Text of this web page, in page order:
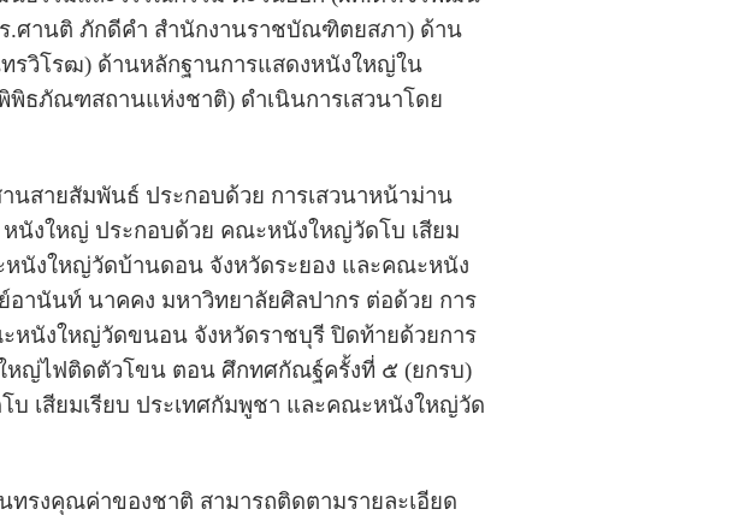
.ศานติ ภักดีคำ สำนักงานราชบัณฑิตยสภา) ด้าน
รวิโรฒ) ด้านหลักฐานการแสดงหนังใหญ่ใน
พิธภัณฑสถานแห่งชาติ) ดำเนินการเสวนาโดย
สายสัมพันธ์ ประกอบด้วย การเสวนาหน้าม่าน
หนังใหญ่ ประกอบด้วย คณะหนังใหญ่วัดโบ เสียม
นังใหญ่วัดบ้านดอน จังหวัดระยอง และคณะหนัง
อานันท์ นาคคง มหาวิทยาลัยศิลปากร ต่อด้วย การ
หนังใหญ่วัดขนอน จังหวัดราชบุรี ปิดท้ายด้วยการ
หญ่ไฟติดตัวโขน ตอน ศึกทศกัณฐ์ครั้งที่ ๕ (ยกรบ)
เสียมเรียบ ประเทศกัมพูชา และคณะหนังใหญ่วัด
งคุณค่าของชาติ สามารถติดตามรายละเอียด